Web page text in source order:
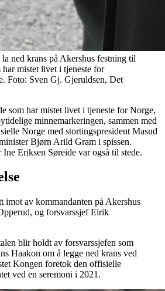
ned krans på Akershus festning til
mistet livet i tjeneste for
Foto: Sven Gj. Gjeruldsen, Det
som har mistet livet i tjeneste for Norge,
minnemarkeringen, sammen med
Norge med stortingspresident Masud
Bjørn Arild Gram i spissen.
Eriksen Søreide var også til stede.
imot av kommandanten på Akershus
og forsvarssjef Eirik
blir holdt av forsvarssjefen som
Haakon om å legge ned krans ved
Kongen foretok den offisielle
ved en seremoni i 2021.